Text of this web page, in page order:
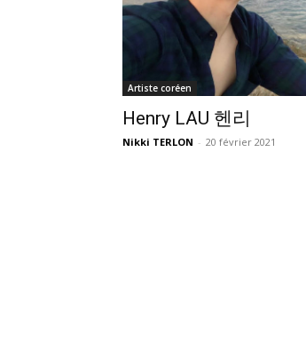
Artiste coréen
Henry LAU 헨리
Nikki TERLON - 20 février 2021